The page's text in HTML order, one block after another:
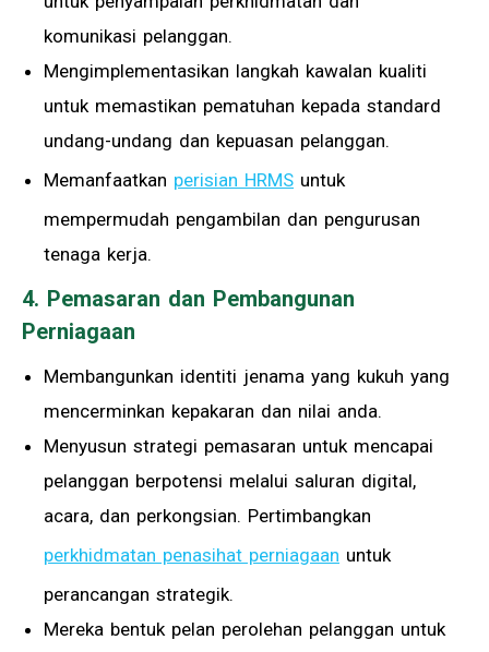
komunikasi pelanggan.
Mengimplementasikan langkah kawalan kualiti
untuk memastikan pematuhan kepada standard
undang-undang dan kepuasan pelanggan.
Memanfaatkan perisian HRMS untuk
mempermudah pengambilan dan pengurusan
tenaga kerja.
4. Pemasaran dan Pembangunan
Perniagaan
Membangunkan identiti jenama yang kukuh yang
mencerminkan kepakaran dan nilai anda.
Menyusun strategi pemasaran untuk mencapai
pelanggan berpotensi melalui saluran digital,
acara, dan perkongsian. Pertimbangkan
perkhidmatan penasihat perniagaan untuk
perancangan strategik.
Mereka bentuk pelan perolehan pelanggan untuk